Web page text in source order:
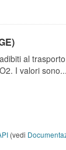
al
I valori sono...
(vedi